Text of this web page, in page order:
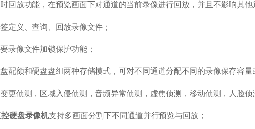
放功能，在预览画面下对通道的当前录像进行回放，并且不影响其他
义、查询、回放录像文件；
像文件加锁保护功能；
额和硬盘盘组两种存储模式，可对不同通道分配不同的录像保存容量
侦测，区域入侵侦测，音频异常侦测，虚焦侦测，移动侦测，人脸侦
硬盘录像机支持多画面分割下不同通道并行预览与回放；